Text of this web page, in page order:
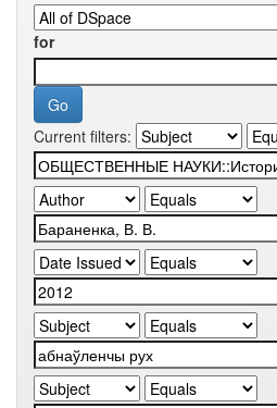
for
Current filters: